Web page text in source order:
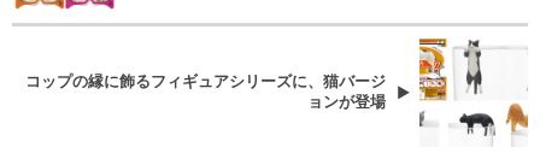
コップの縁に飾るフィギュアシリーズに、猫バージ
ョンが登場